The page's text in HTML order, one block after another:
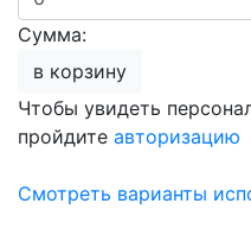
Сумма:
в корзину
Чтобы увидеть
пройдите авторизацию
Смотреть варианты